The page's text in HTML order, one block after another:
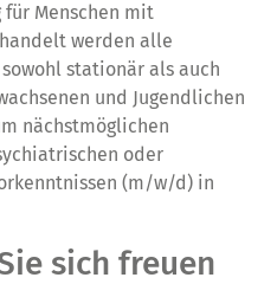
Menschen mit
werden alle
stationär als auch
und Jugendlichen
nächstmöglichen
oder
(m/w/d) in
sich freuen